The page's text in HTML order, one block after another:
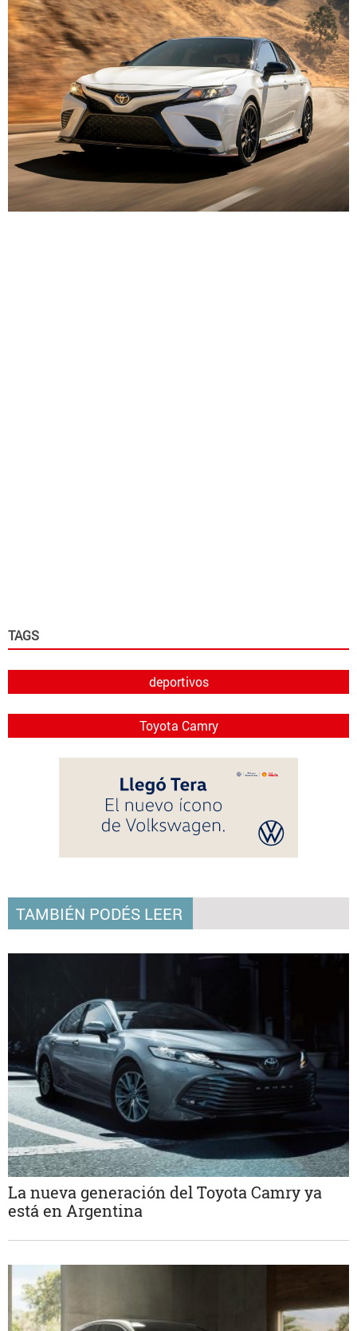
TAGS
deportivos
Toyota Camry
TAMBIÉN PODÉS LEER
La nueva generación del Toyota Camry ya
está en Argentina